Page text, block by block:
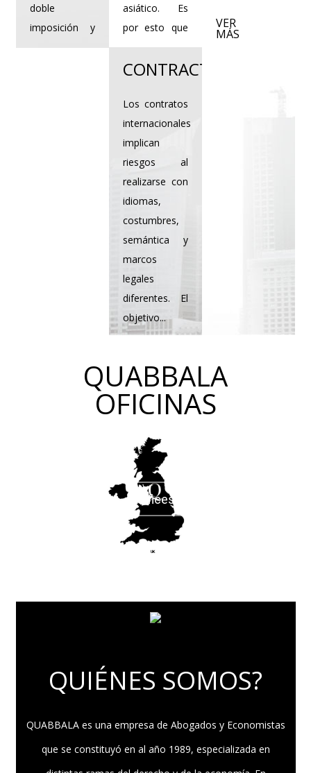
doble
imposición y
asiático. Es
por esto que
...
VER
VER
MÁS
CONTRACTS
Los contratos
internacionales
implican
riesgos al
realizarse con
idiomas,
costumbres,
semántica y
marcos
legales
diferentes. El
objetivo...
QUABBALA
OFICINAS
offices
UK
QUIÉNES SOMOS?
QUABBALA es una empresa de Abogados y Economistas
que se constituyó en al año 1989, especializada en